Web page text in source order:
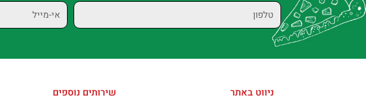
טלפון אי-מייל
ניווט באתר שירותים נוספים